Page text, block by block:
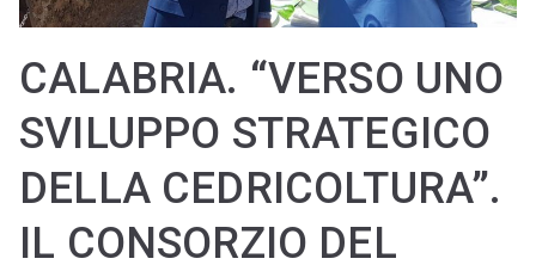
CALABRIA. “VERSO UNO
SVILUPPO STRATEGICO
DELLA CEDRICOLTURA”.
IL CONSORZIO DEL